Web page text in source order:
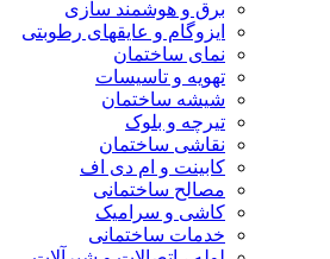
برق و هوشمند سازی
ایزوگام و عایقهای رطوبتی
نمای ساختمان
تهویه و تاسیسات
شیشه ساختمان
تیرچه و بلوک
نقاشی ساختمان
کابینت و ام دی اف
مصالح ساختمانی
کاشی و سرامیک
خدمات ساختمانی